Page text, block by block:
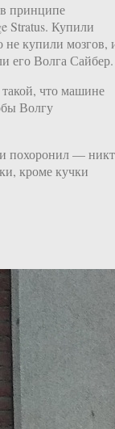
принципе
Stratus. Купили
купили мозгов,
его Волга Сайбер.
что машине
Волгу
похоронил —
кроме кучки